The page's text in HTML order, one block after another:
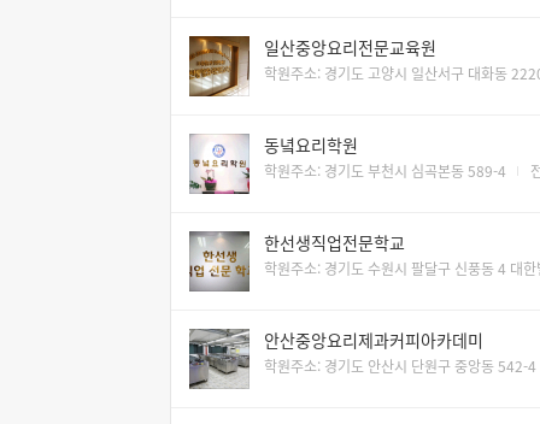
일산중앙요리전문교육원
학원주소: 경기도 고양시 일산서구 대화동
동녘요리학원
학원주소: 경기도 부천시 심곡본동 589-4
한선생직업전문학교
학원주소: 경기도 수원시 팔달구 신풍동 4 대
안산중앙요리제과커피아카데미
학원주소: 경기도 안산시 단원구 중앙동 542-